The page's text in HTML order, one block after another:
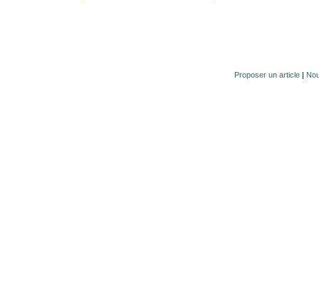
Proposer un article |